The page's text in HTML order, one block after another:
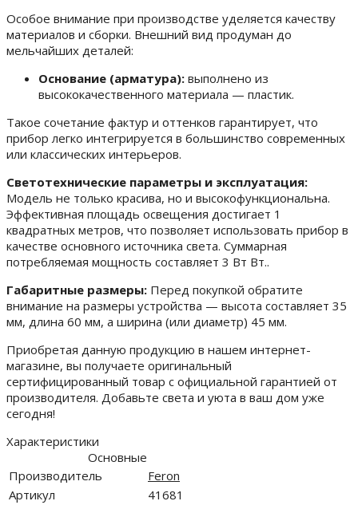
Особое внимание при производстве уделяется качеству
материалов и сборки. Внешний вид продуман до
мельчайших деталей:
Основание (арматура): выполнено из
высококачественного материала — пластик.
Такое сочетание фактур и оттенков гарантирует, что
прибор легко интегрируется в большинство современных
или классических интерьеров.
Светотехнические параметры и эксплуатация:
Модель не только красива, но и высокофункциональна.
Эффективная площадь освещения достигает 1
квадратных метров, что позволяет использовать прибор в
качестве основного источника света. Суммарная
потребляемая мощность составляет 3 Вт Вт..
Габаритные размеры: Перед покупкой обратите
внимание на размеры устройства — высота составляет 35
мм, длина 60 мм, а ширина (или диаметр) 45 мм.
Приобретая данную продукцию в нашем интернет-
магазине, вы получаете оригинальный
сертифицированный товар с официальной гарантией от
производителя. Добавьте света и уюта в ваш дом уже
сегодня!
Характеристики
Основные
Производитель
Feron
Артикул
41681